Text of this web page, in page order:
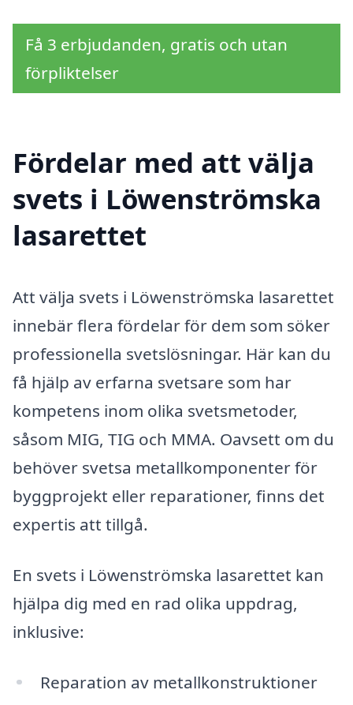
Få 3 erbjudanden, gratis och utan
förpliktelser
Fördelar med att välja
svets i Löwenströmska
lasarettet
Att välja svets i Löwenströmska lasarettet
innebär flera fördelar för dem som söker
professionella svetslösningar. Här kan du
få hjälp av erfarna svetsare som har
kompetens inom olika svetsmetoder,
såsom MIG, TIG och MMA. Oavsett om du
behöver svetsa metallkomponenter för
byggprojekt eller reparationer, finns det
expertis att tillgå.
En svets i Löwenströmska lasarettet kan
hjälpa dig med en rad olika uppdrag,
inklusive:
Reparation av metallkonstruktioner